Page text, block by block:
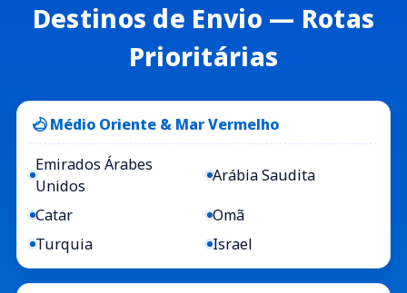
Destinos de Envio — Rotas
Prioritárias
Médio Oriente & Mar Vermelho
Emirados Árabes
Unidos
Arábia Saudita
Catar
Omã
Turquia
Israel